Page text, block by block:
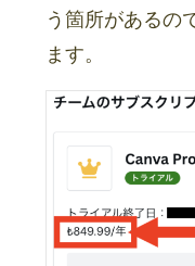
う箇所があるの
ます。